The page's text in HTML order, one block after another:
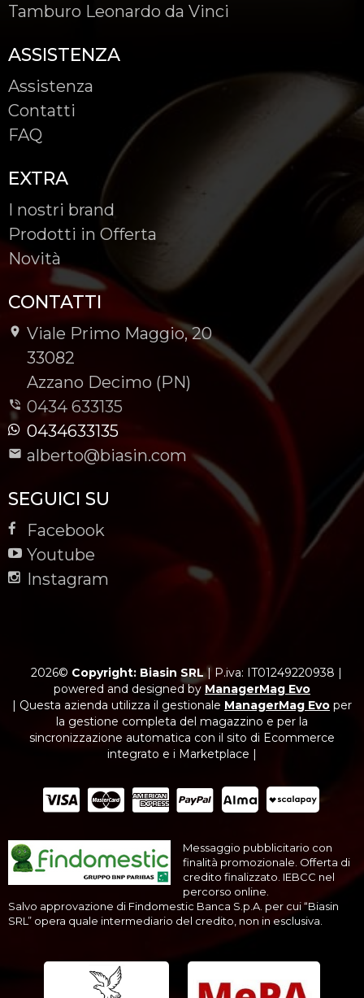
Tamburo Leonardo da Vinci
ASSISTENZA
Assistenza
Contatti
FAQ
EXTRA
I nostri brand
Prodotti in Offerta
Novità
CONTATTI
Viale Primo Maggio, 20
-
33082
-
Azzano Decimo (PN)
0434 633135
0434633135
alberto@biasin.com
SEGUICI SU
Facebook
Youtube
Instagram
2026© Copyright: Biasin SRL| P.iva: IT01249220938 |
powered and designed by ManagerMag Evo
| Questa azienda utilizza il gestionale ManagerMag Evo per
la gestione completa del magazzino e per la
sincronizzazione automatica con il sito di Ecommerce
integrato e i Marketplace |
Messaggio pubblicitario con
finalità promozionale. Offerta di
credito finalizzato. IEBCC nel
percorso online.
Salvo approvazione di Findomestic Banca S.p.A. per cui “Biasin
SRL” opera quale intermediario del credito, non in esclusiva.